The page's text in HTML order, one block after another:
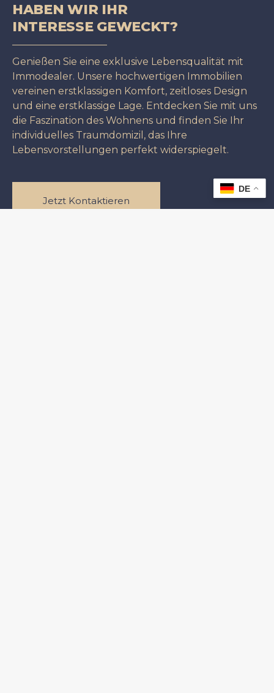
HABEN WIR IHR
INTERESSE GEWECKT?
Genießen Sie eine exklusive Lebensqualität mit
Immodealer. Unsere hochwertigen Immobilien
vereinen erstklassigen Komfort, zeitloses Design
und eine erstklassige Lage. Entdecken Sie mit uns
die Faszination des Wohnens und finden Sie Ihr
individuelles Traumdomizil, das Ihre
Lebensvorstellungen perfekt widerspiegelt.
Jetzt Kontaktieren
DE